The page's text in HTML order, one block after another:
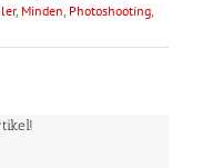
, Minden, Photoshooting,